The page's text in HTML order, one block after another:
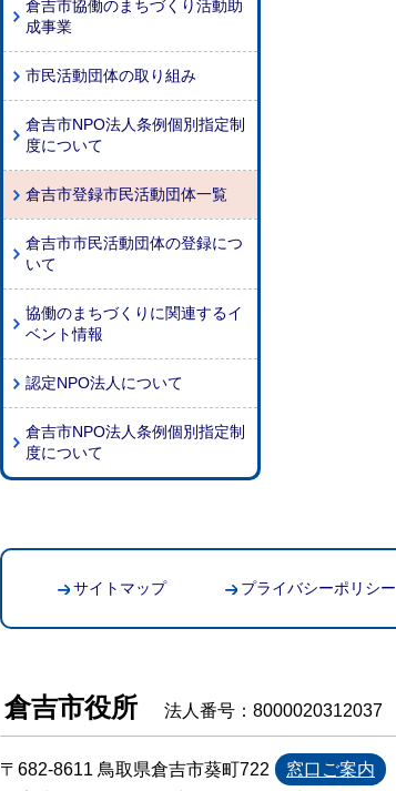
倉吉市協働のまちづくり活動助
成事業
市民活動団体の取り組み
倉吉市NPO法人条例個別指定制
度について
倉吉市登録市民活動団体一覧
倉吉市市民活動団体の登録につ
いて
協働のまちづくりに関連するイ
ベント情報
認定NPO法人について
倉吉市NPO法人条例個別指定制
度について
サイトマップ プライバシーポリシー
倉吉市役所 法人番号：8000020312037
〒682-8611 鳥取県倉吉市葵町722
窓口ご案内